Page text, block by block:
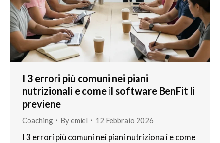
I 3 errori più comuni nei piani
nutrizionali e come il software BenFit li
previene
Coaching Byemiel 12 Febbraio 2026
I 3 errori più comuni nei piani nutrizionali e come